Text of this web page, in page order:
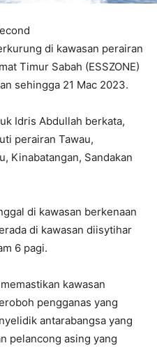
di kawasan perairan
Timur Sabah (ESSZONE)
sehingga 21 Mac 2023.
Idris Abdullah berkata,
perairan Tawau,
Kinabatangan, Sandakan
di kawasan berkenaan
di kawasan diisytihar
6 pagi.
kawasan
pengganas yang
antarabangsa yang
pelancong asing yang